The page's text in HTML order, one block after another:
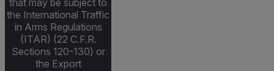
that may be subject to
the International Traffic
in Arms Regulations
(ITAR) (22 C.F.R.
Sections 120-130) or
the Export